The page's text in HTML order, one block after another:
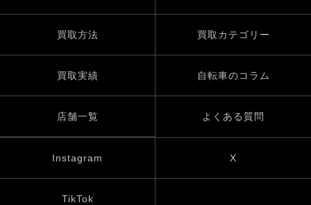
買取方法 買取カテゴリー
買取実績 自転車のコラム
店舗一覧 よくある質問
Instagram X
TikTok